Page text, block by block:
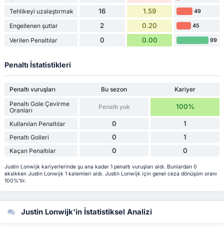
Tehlikeyi uzalaştırmak 16 1.59 49
Engellenen şutlar 2 0.20 45
Verilen Penaltılar 0 0.00 99
Penaltı İstatistikleri
Penaltı vuruşları Bu sezon
Kariyer
Penaltı Gole Çevirme
Oranları
Penaltı yok 100%
Kullanılan Penaltılar 0 1
Penaltı Golleri 0 1
Kaçan Penaltılar 0 0
Justin Lonwijk kariyerlerinde şu ana kadar 1 penaltı vuruşları aldı. Bunlardan 0
eksikken Justin Lonwijk 1 kalemleri aldı. Justin Lonwijk için genel ceza dönüşüm oranı
100%'tir.
Justin Lonwijk'in İstatistiksel Analizi